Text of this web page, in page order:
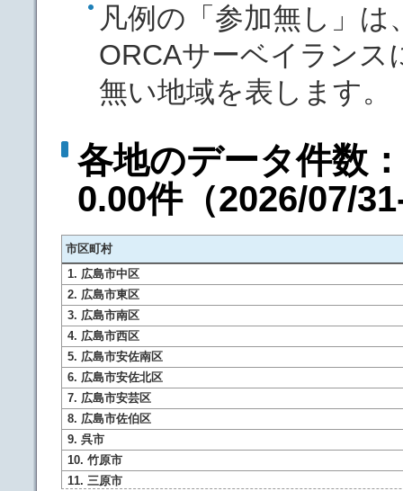
凡例の「参加無し」
ORCAサーベイランス
無い地域を表します。
各地のデータ件数
0.00件（2026/07/
市区町村
1. 広島市中区
2. 広島市東区
3. 広島市南区
4. 広島市西区
5. 広島市安佐南区
6. 広島市安佐北区
7. 広島市安芸区
8. 広島市佐伯区
9. 呉市
10. 竹原市
11. 三原市